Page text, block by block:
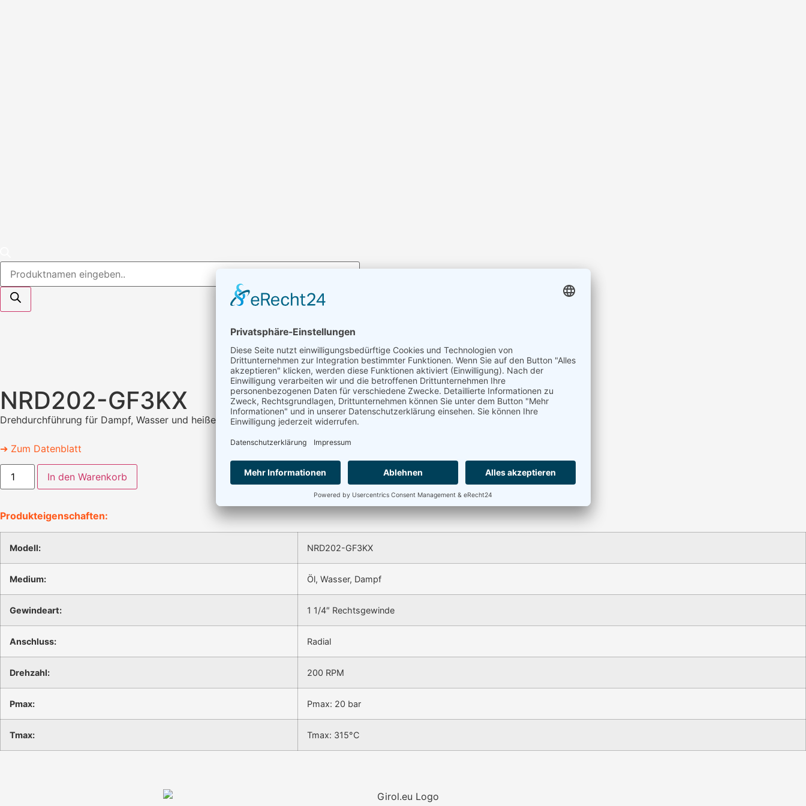
NRD202-GF3KX
Drehdurchführung für Dampf, Wasser und heißem Öl.
➔ Zum Datenblatt
In den Warenkorb
Produkteigenschaften:
Modell: NRD202-GF3KX
Medium: Öl, Wasser, Dampf
Gewindeart: 1 1/4″ Rechtsgewinde
Anschluss: Radial
Drehzahl: 200 RPM
Pmax: Pmax: 20 bar
Tmax: Tmax: 315°C